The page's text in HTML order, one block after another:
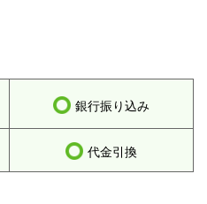
銀行振り込み
代金引換